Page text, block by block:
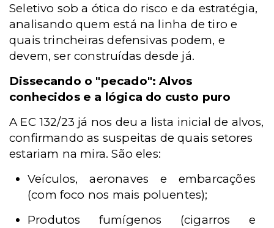
Seletivo sob a ótica do risco e da estratégia,
analisando quem está na linha de tiro e
quais trincheiras defensivas podem, e
devem, ser construídas desde já.
Dissecando o "pecado": Alvos
conhecidos e a lógica do custo puro
A EC 132/23 já nos deu a lista inicial de alvos,
confirmando as suspeitas de quais setores
estariam na mira. São eles:
Veículos, aeronaves e embarcações
(com foco nos mais poluentes);
Produtos fumígenos (cigarros e